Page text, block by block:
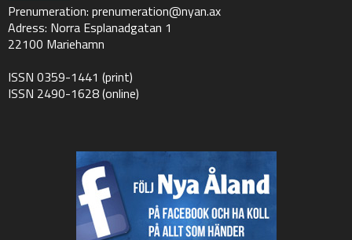
Prenumeration: prenumeration@nyan.ax
Adress: Norra Esplanadgatan 1
22100 Mariehamn
ISSN 0359-1441 (print)
ISSN 2490-1628 (online)